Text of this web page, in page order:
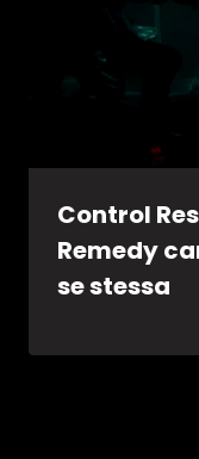
Control
Remedy
se stessa